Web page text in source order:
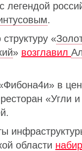
с легендой
.
«
» возглавил
в
ресторан «Угли
области